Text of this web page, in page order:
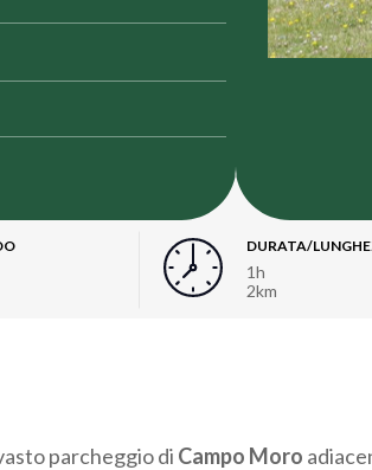
DURATA/
1h
2km
parcheggio di Campo Moro